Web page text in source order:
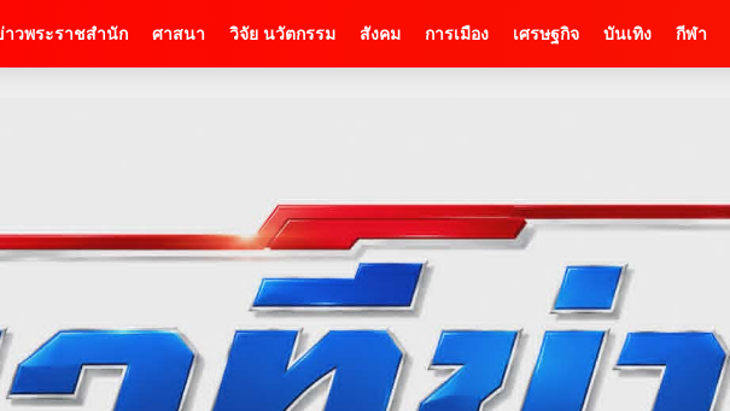
วพระราชสำนัก ศาสนา วิจัย นวัตกรรม สังคม การเมือง เศรษฐกิจ บันเทิง กีฬา